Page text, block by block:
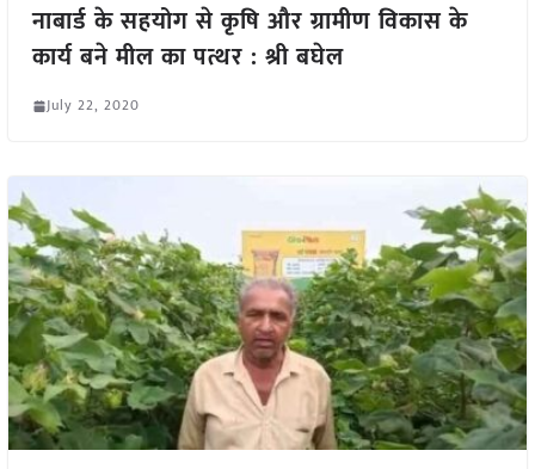
नाबार्ड के सहयोग से कृषि और ग्रामीण विकास के
कार्य बने मील का पत्थर : श्री बघेल
July 22, 2020